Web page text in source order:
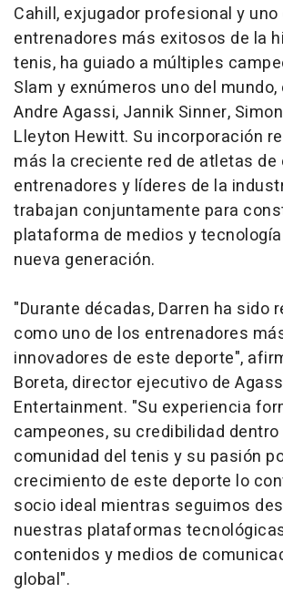
Cahill, exjugador profesional y uno
entrenadores más exitosos de la
tenis, ha guiado a múltiples
Slam y exnúmeros uno del
Andre Agassi, Jannik Sinner,
Lleyton Hewitt. Su incorporación
más la creciente red de atletas de
entrenadores y líderes de la
trabajan conjuntamente para
plataforma de medios y
nueva generación.
"Durante décadas, Darren ha sido
como uno de los entrenadores
innovadores de este deporte",
Boreta, director ejecutivo de
Entertainment. "Su experiencia
campeones, su credibilidad dentro
comunidad del tenis y su pasión
crecimiento de este deporte lo
socio ideal mientras seguimos
nuestras plataformas
contenidos y medios de
global".